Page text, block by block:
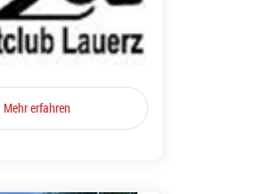
Mehr erfahren